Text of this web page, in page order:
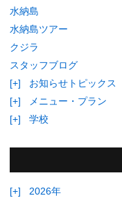
水納島
水納島ツアー
クジラ
スタッフブログ
[+]
お知らせトピックス
[+]
メニュー・プラン
[+]
学校
[+]
2026年